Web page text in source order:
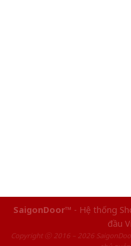
SaigonDoor™ - Hệ thống
đầu
Copyright ⓒ 2016 – 2026